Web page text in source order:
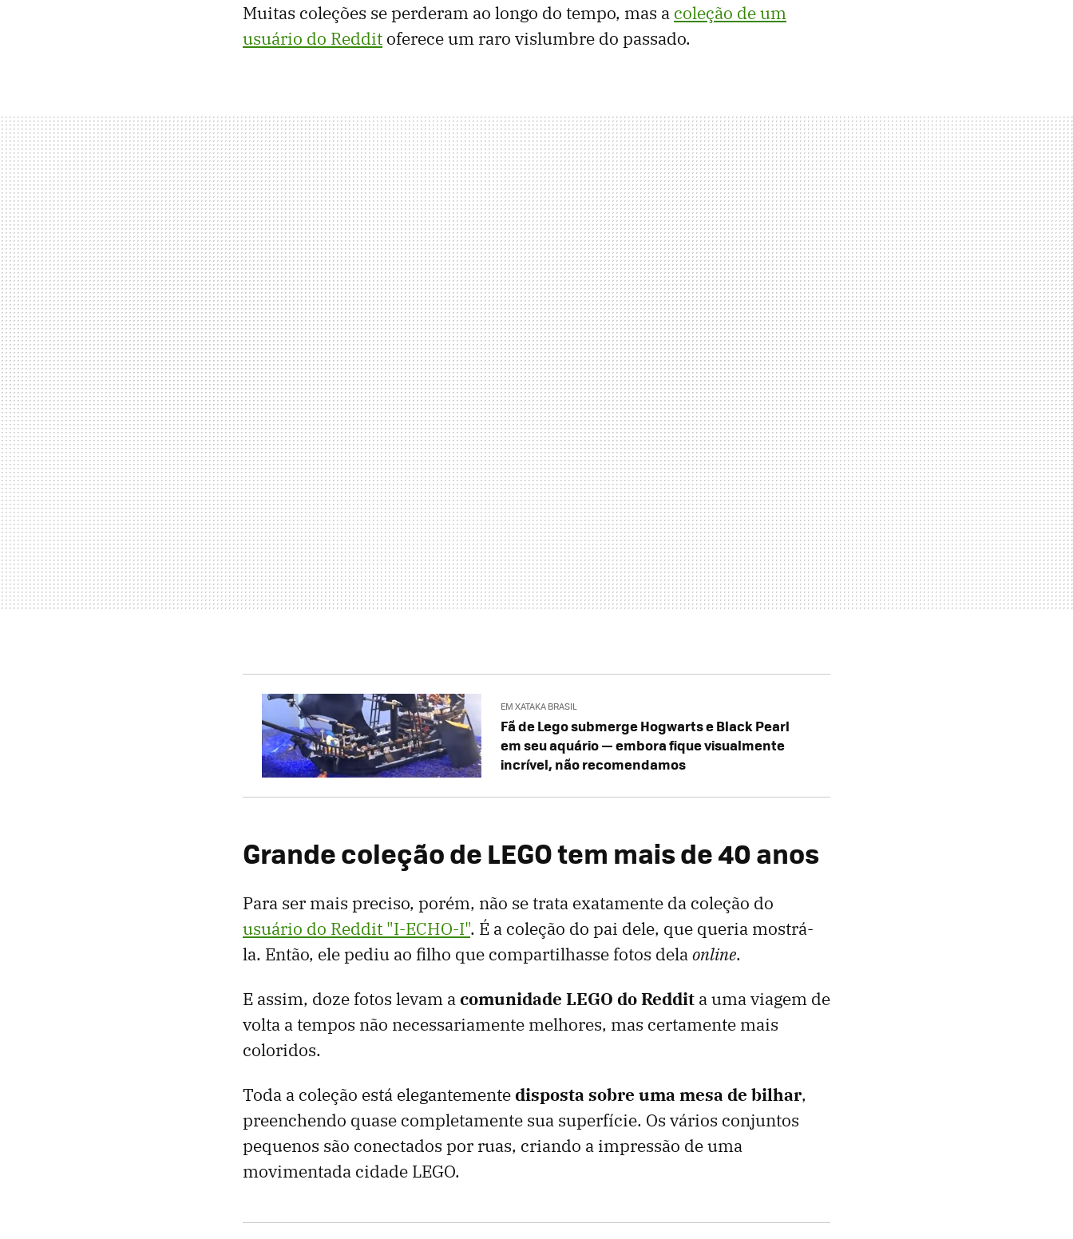
Muitas coleções se perderam ao longo do tempo, mas a coleção de um
usuário do Reddit oferece um raro vislumbre do passado.
EM XATAKA BRASIL
Fã de Lego submerge Hogwarts e Black Pearl
em seu aquário — embora fique visualmente
incrível, não recomendamos
Grande coleção de LEGO tem mais de 40 anos
Para ser mais preciso, porém, não se trata exatamente da coleção do
usuário do Reddit "I-ECHO-I". É a coleção do pai dele, que queria mostrá-
la. Então, ele pediu ao filho que compartilhasse fotos delaonline.
E assim, doze fotos levam acomunidade LEGO do Reddit a uma viagem de
volta a tempos não necessariamente melhores, mas certamente mais
coloridos.
Toda a coleção está elegantementedisposta sobre uma mesa de bilhar,
preenchendo quase completamente sua superfície. Os vários conjuntos
pequenos são conectados por ruas, criando a impressão de uma
movimentada cidade LEGO.